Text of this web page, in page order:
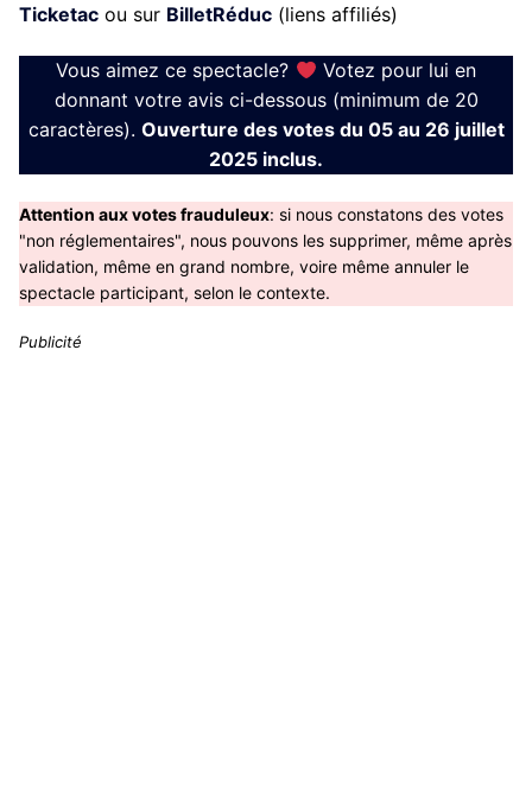
Ticketac ou sur BilletRéduc (liens affiliés)
Vous aimez ce spectacle?
Votez pour lui en
donnant votre avis ci-dessous (minimum de 20
caractères). Ouverture des votes du 05 au 26 juillet
2025 inclus.
Attention aux votes frauduleux: si nous constatons des votes
"non réglementaires", nous pouvons les supprimer, même après
validation, même en grand nombre, voire même annuler le
spectacle participant, selon le contexte.
Publicité